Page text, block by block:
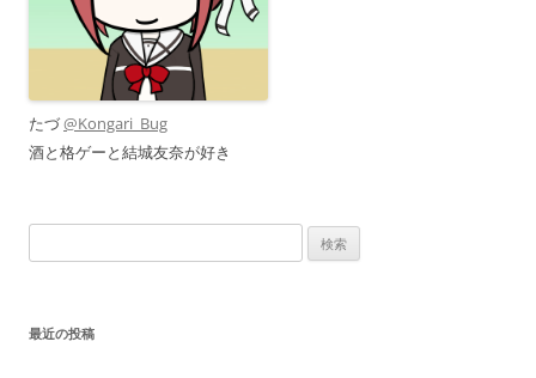
たづ@Kongari_Bug
酒と格ゲーと結城友奈が好き
索:
最近の投稿